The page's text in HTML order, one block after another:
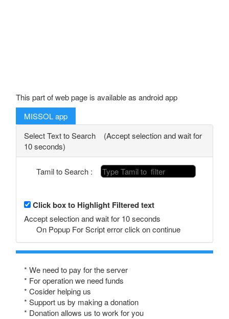
This part of web page is available as android app
MISSOL app
Select Text to Search (Accept selection and wait for
10 seconds)
Tamil to Search :
Click box to Highlight Filtered text
Accept selection and wait for 10 seconds
On Popup For Script error click on continue
* We need to pay for the server
* For operation we need funds
* Cosider helping us
* Support us by making a donation
* Donation allows us to work for you